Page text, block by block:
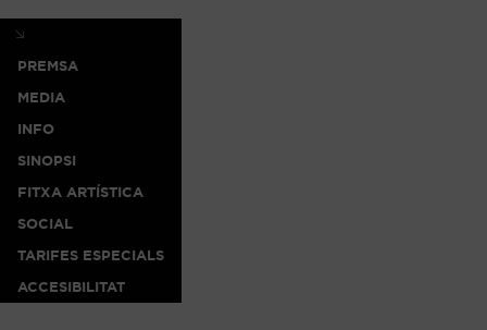
PREMSA
MEDIA
INFO
SINOPSI
FITXA ARTÍSTICA
SOCIAL
TARIFES ESPECIALS
ACCESIBILITAT